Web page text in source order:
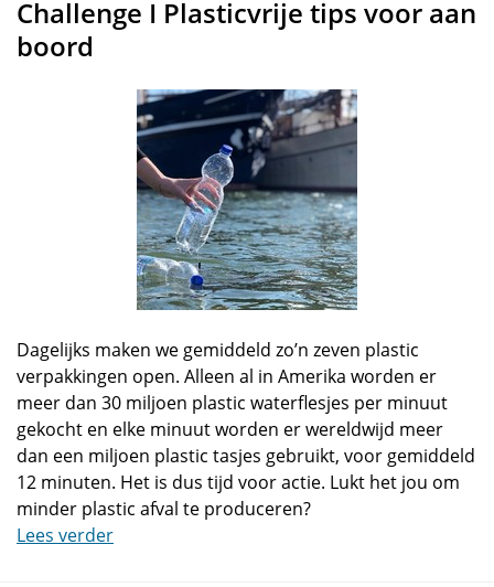
Challenge I Plasticvrije tips voor aan
boord
Dagelijks maken we gemiddeld zo’n zeven plastic
verpakkingen open. Alleen al in Amerika worden er
meer dan 30 miljoen plastic waterflesjes per minuut
gekocht en elke minuut worden er wereldwijd meer
dan een miljoen plastic tasjes gebruikt, voor gemiddeld
12 minuten. Het is dus tijd voor actie. Lukt het jou om
minder plastic afval te produceren?
Lees verder